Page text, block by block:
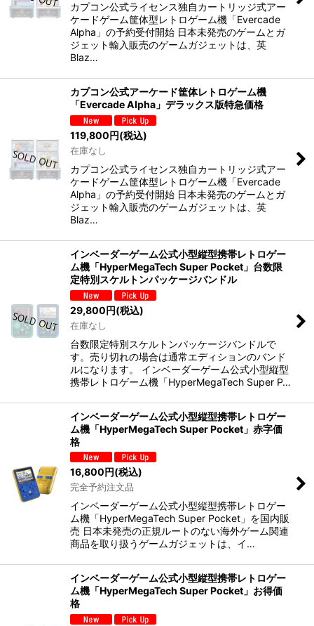
カプコン公式ライセンス独自カートリッジ式アー
ケードゲーム筐体型レトロゲーム機「Evercade
Alpha」の予約受付開始 日本未発売のゲームとガ
ジェット輸入販売のゲームガジェットは、英
Blaz…
カプコン公式アーケード筐体レトロゲーム機
「Evercade Alpha」デラックス版特急価格
119,800円(税込)
在庫なし
カプコン公式ライセンス独自カートリッジ式アー
ケードゲーム筐体型レトロゲーム機「Evercade
Alpha」の予約受付開始 日本未発売のゲームとガ
ジェット輸入販売のゲームガジェットは、英
Blaz…
インベーダーゲーム公式小型縦型携帯レトロゲー
ム機「HyperMegaTech Super Pocket」台数限
定特別スケルトンパッケージバンドル
29,800円(税込)
在庫なし
台数限定特別スケルトンパッケージバンドルで
す。売り切れの場合は通常エディションのバンド
ルになります。 インベーダーゲーム公式小型縦型
携帯レトロゲーム機「HyperMegaTech Super P…
インベーダーゲーム公式小型縦型携帯レトロゲー
ム機「HyperMegaTech Super Pocket」赤字価
格
16,800円(税込)
完全予約注文品
インベーダーゲーム公式小型縦型携帯レトロゲー
ム機「HyperMegaTech Super Pocket」を国内販
売 日本未発売の正規ルートのない海外ゲーム関連
商品を取り扱うゲームガジェットは、イ…
インベーダーゲーム公式小型縦型携帯レトロゲー
ム機「HyperMegaTech Super Pocket」お得価
格